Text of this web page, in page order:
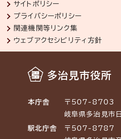
サイトポリシー
プライバシーポリシー
関連機関等リンク集
ウェブアクセシビリティ方針
多治見市役所
本庁舎
〒507-8703
岐阜県多治見市
駅北庁舎
〒507-8787